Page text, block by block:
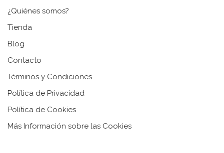
¿Quiénes somos?
Tienda
Blog
Contacto
Términos y Condiciones
Política de Privacidad
Política de Cookies
Más Información sobre las Cookies